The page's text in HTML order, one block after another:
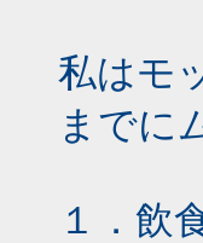
私はモ
までに
１．飲